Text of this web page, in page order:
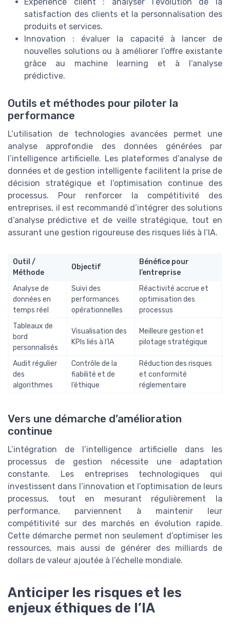
satisfaction des clients et la personnalisation des
produits et services.
Innovation : évaluer la capacité à lancer de
nouvelles solutions ou à améliorer l’offre existante
grâce au machine learning et à l’analyse
prédictive.
Outils et méthodes pour piloter la
performance
L’utilisation de technologies avancées permet une
analyse approfondie des données générées par
l’intelligence artificielle. Les plateformes d’analyse de
données et de gestion intelligente facilitent la prise de
décision stratégique et l’optimisation continue des
processus. Pour renforcer la compétitivité des
entreprises, il est recommandé d’intégrer des solutions
d’analyse prédictive et de veille stratégique, tout en
assurant une gestion rigoureuse des risques liés à l’IA.
Outil /
Méthode
Objectif
Bénéfice pour
l’entreprise
Analyse de
données en
temps réel
Suivi des
performances
opérationnelles
Réactivité accrue et
optimisation des
processus
Tableaux de
bord
personnalisés
Visualisation des
KPIs liés à l’IA
Meilleure gestion et
pilotage stratégique
Audit régulier
des
algorithmes
Contrôle de la
fiabilité et de
l’éthique
Réduction des risques
et conformité
réglementaire
Vers une démarche d’amélioration
continue
L’intégration de l’intelligence artificielle dans les
processus de gestion nécessite une adaptation
constante. Les entreprises technologiques qui
investissent dans l’innovation et l’optimisation de leurs
processus, tout en mesurant régulièrement la
performance, parviennent à maintenir leur
compétitivité sur des marchés en évolution rapide.
Cette démarche permet non seulement d’optimiser les
ressources, mais aussi de générer des milliards de
dollars de valeur ajoutée à l’échelle mondiale.
Anticiper les risques et les
enjeux éthiques de l’IA